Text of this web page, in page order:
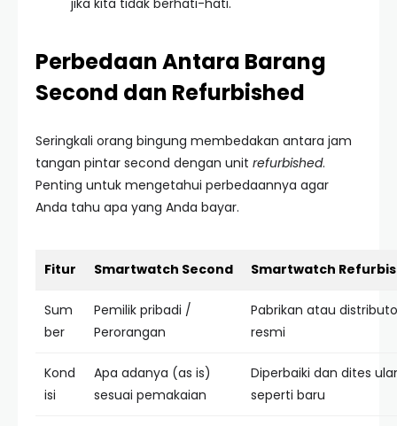
jika kita tidak berhati-hati.
Perbedaan Antara Barang
Second dan Refurbished
Seringkali orang bingung membedakan antara jam
tangan pintar second dengan unit refurbished.
Penting untuk mengetahui perbedaannya agar
Anda tahu apa yang Anda bayar.
Fitur Smartwatch Second Smartwatch
Sum
ber
Pemilik pribadi /
Perorangan
Pabrikan atau
resmi
Kond
isi
Apa adanya (as is)
sesuai pemakaian
Diperbaiki dan dites
seperti baru